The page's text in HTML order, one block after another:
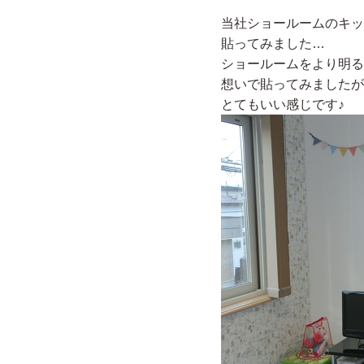
当社ショールームのキ
貼ってみました…
ショールームをより明
想いで貼ってみました
とてもいい感じです♪